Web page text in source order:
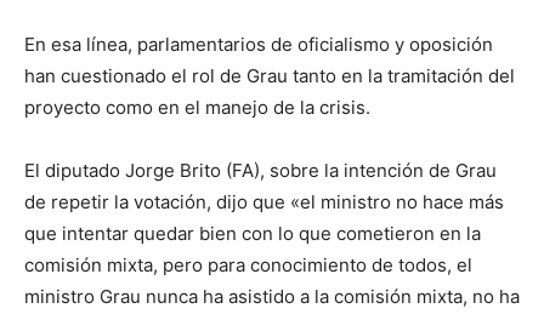
En esa línea, parlamentarios de oficialismo y oposición
han cuestionado el rol de Grau tanto en la tramitación del
proyecto como en el manejo de la crisis.
El diputado Jorge Brito (FA), sobre la intención de Grau
de repetir la votación, dijo que «el ministro no hace más
que intentar quedar bien con lo que cometieron en la
comisión mixta, pero para conocimiento de todos, el
ministro Grau nunca ha asistido a la comisión mixta, no ha